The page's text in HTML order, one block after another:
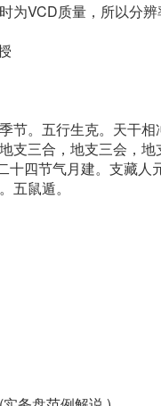
为VCD质量，所以分
节。五行生克。天干
支三合，地支三会，地
十四节气月建。支藏人
五鼠遁。